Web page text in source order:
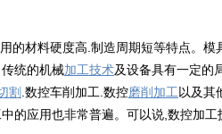
的材料硬度高.制造周期短等特点。
统的机械加工技术及设备具有一定的
割 .数控车削加工.数控磨削加工以及其
的应用也非常普遍。可以说,数控加工